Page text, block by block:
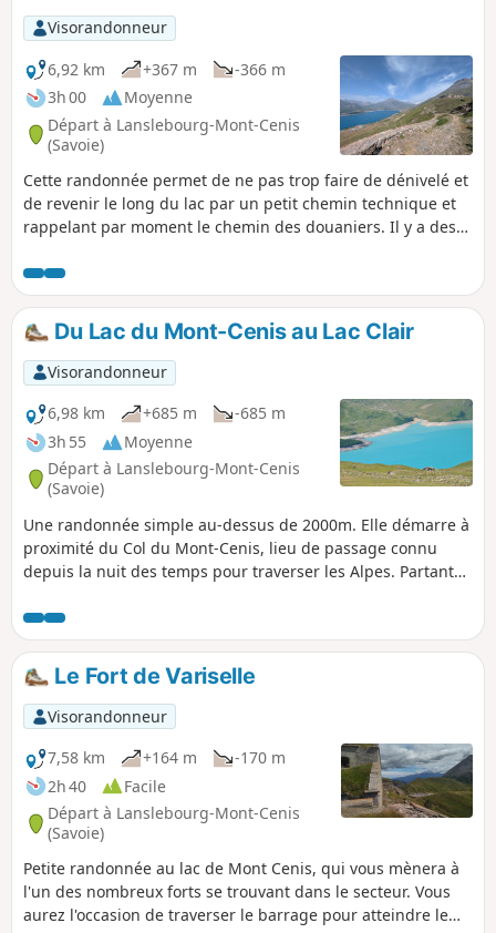
Visorandonneur
6,92 km
+367 m
-366 m
3h 00
Moyenne
Départ à Lanslebourg-Mont-Cenis
(Savoie)
Cette randonnée permet de ne pas trop faire de dénivelé et
de revenir le long du lac par un petit chemin technique et
rappelant par moment le chemin des douaniers. Il y a des
un repos mérité.Cette randonnée est à faire l'été car le col
est fermé l'hiver.
Du Lac du Mont-Cenis au Lac Clair
Visorandonneur
6,98 km
+685 m
-685 m
3h 55
Moyenne
Départ à Lanslebourg-Mont-Cenis
(Savoie)
Une randonnée simple au-dessus de 2000m. Elle démarre à
proximité du Col du Mont-Cenis, lieu de passage connu
depuis la nuit des temps pour traverser les Alpes. Partant
Lac Clair au pied de ce qui reste du Glacier du Lamet.
Le Fort de Variselle
Visorandonneur
7,58 km
+164 m
-170 m
2h 40
Facile
Départ à Lanslebourg-Mont-Cenis
(Savoie)
Petite randonnée au lac de Mont Cenis, qui vous mènera à
l'un des nombreux forts se trouvant dans le secteur. Vous
aurez l'occasion de traverser le barrage pour atteindre le